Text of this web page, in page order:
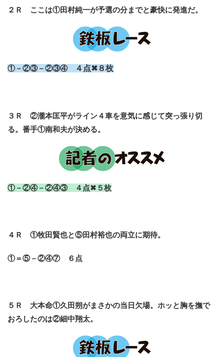
２Ｒ ここは①田村純一が予選の分までと豪快に発進だ。
①－②③－②③④ ４点✖８枚
３Ｒ ②瀧本匡平がライン４車を意気に感じて突っ張り切
る。番手①南和夫が決める。
①－②④－②④③ ４点✖５枚
４Ｒ ①牧田賢也と⑤田村裕也の両立に期待。
①＝⑤－②④⑦ ６点
５Ｒ 大本命①久田朔がまさかの当日欠場。ホッと胸を撫で
おろしたのは②細中翔太。